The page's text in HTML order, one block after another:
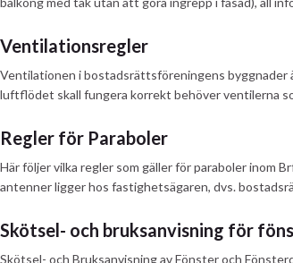
Ventilationsregler
Ventilationen i bostadsrättsföreningens byggnader
luftflödet skall fungera korrekt behöver ventilerna
Regler för Paraboler
Här följer vilka regler som gäller för paraboler inom
antenner ligger hos fastighetsägaren, dvs.
Skötsel- och bruksanvisning för
Skötsel- och Bruksanvisning av Fönster och